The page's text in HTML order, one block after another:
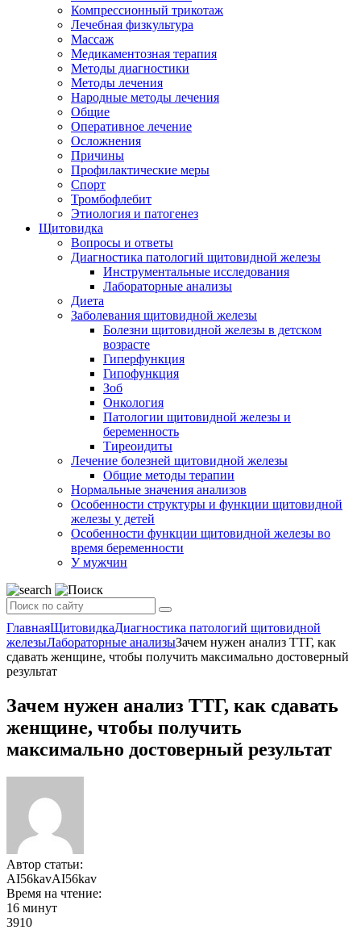
Компрессионный трикотаж
Лечебная физкультура
Массаж
Медикаментозная терапия
Методы диагностики
Методы лечения
Народные методы лечения
Общие
Оперативное лечение
Осложнения
Причины
Профилактические меры
Спорт
Тромбофлебит
Этиология и патогенез
Щитовидка
Вопросы и ответы
Диагностика патологий щитовидной железы
Инструментальные исследования
Лабораторные анализы
Диета
Заболевания щитовидной железы
Болезни щитовидной железы в детском
возрасте
Гиперфункция
Гипофункция
Зоб
Онкология
Патологии щитовидной железы и
беременность
Тиреоидиты
Лечение болезней щитовидной железы
Общие методы терапии
Нормальные значения анализов
Особенности структуры и функции щитовидной
железы у детей
Особенности функции щитовидной железы во
время беременности
У мужчин
ГлавнаяЩитовидкаДиагностика патологий щитовидной
железыЛабораторные анализыЗачем нужен анализ ТТГ, как
сдавать женщине, чтобы получить максимально достоверный
результат
Зачем нужен анализ ТТГ, как сдавать
женщине, чтобы получить
максимально достоверный результат
Автор статьи:
AI56kavAI56kav
Время на чтение:
16 минут
3910